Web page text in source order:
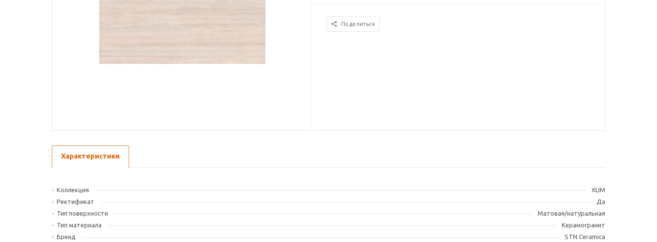
Поделиться
Характеристики
Коллекция
XLIM
Ректификат
Да
Тип поверхности
Матовая/натуральная
Тип материала
Керамогранит
Бренд
STN Ceramica